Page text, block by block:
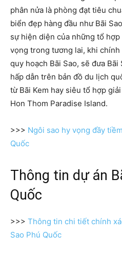
phân nửa là phòng đạt tiêu
biển đẹp hàng đầu như Bãi
sự hiện diện của những tổ
vọng trong tương lai, khi
quy hoạch Bãi Sao, sẽ đưa
hấp dẫn trên bản đồ du lịch
từ Bãi Kem hay siêu tổ hợp
Hon Thom Paradise Island.
>>> Ngôi sao hy vọng đầy
Quốc
Thông tin dự án
Quốc
>>> Thông tin chi tiết chính
Sao Phú Quốc